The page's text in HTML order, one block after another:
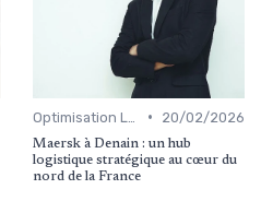
• 20/02/2026
Maersk à Denain : un hub
logistique stratégique au cœur du
nord de la France